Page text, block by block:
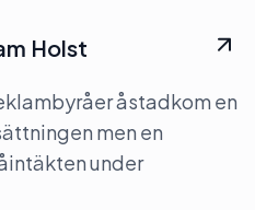
Holst
åstadkom en
men en
under